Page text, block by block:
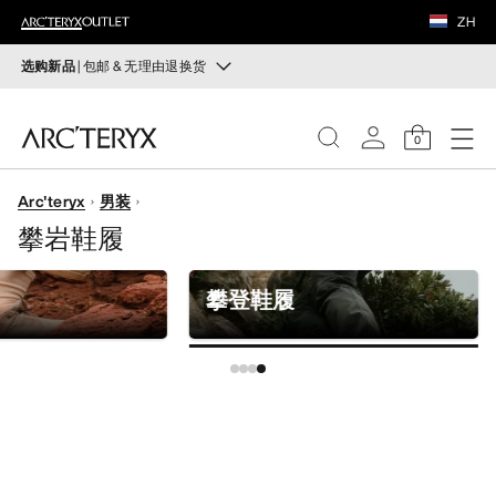
ZH
选购新品| 包邮 & 无理由退换货
运动员的需求，设计师的动力——在优化现有畅销产品的
同时，启发全新的解决方案。新款装备定期上架。
选购女士
无理由退换货
改变主意了？ 30天内购买的符合条件的商品可退换货。
开始免费退货。
0
女士
男士
鞋履
装备
VEILANCE
发现
Arc'teryx 男装
攀岩鞋履
攀登鞋履